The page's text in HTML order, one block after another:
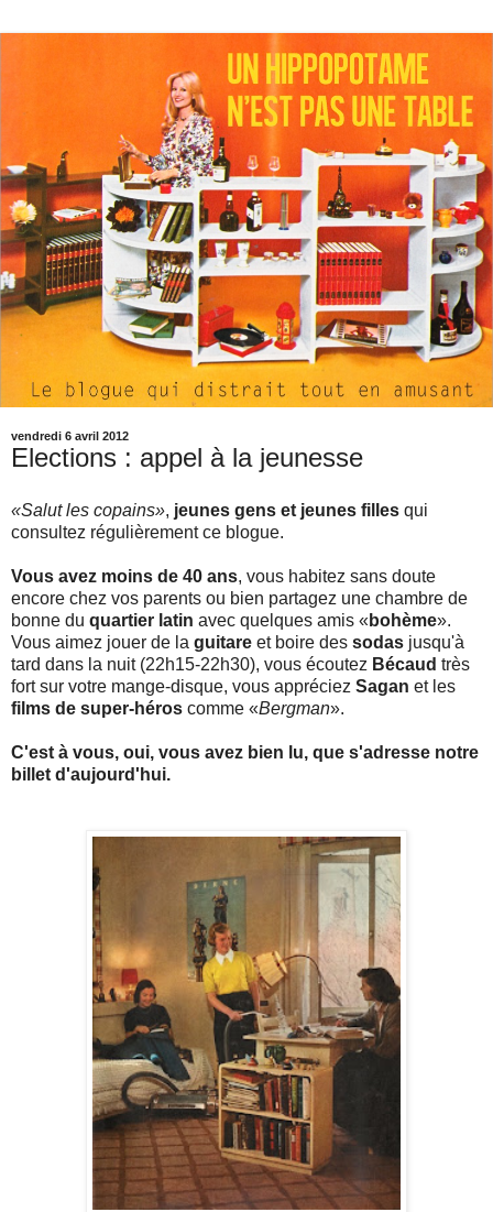
vendredi 6 avril 2012
Elections : appel à la jeunesse
«Salut les copains», jeunes gens et jeunes filles qui
consultez régulièrement ce blogue.
Vous avez moins de 40 ans, vous habitez sans doute
encore chez vos parents ou bien partagez une chambre de
bonne du quartier latin avec quelques amis « bohème».
Vous aimez jouer de la guitare et boire des sodas jusqu'à
tard dans la nuit (22h15-22h30), vous écoutez Bécaud très
fort sur votre mange-disque, vous appréciez Sagan et les
films de super-héros comme «Bergman».
C'est à vous, oui, vous avez bien lu, que s'adresse notre
billet d'aujourd'hui.